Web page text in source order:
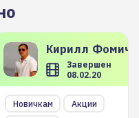
Кирилл
Завершен
08.02.20
Новичкам
Акции